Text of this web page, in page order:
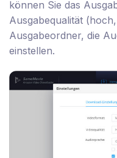
können Sie das
Ausgabequalität
Ausgabeordner, die
einstellen.